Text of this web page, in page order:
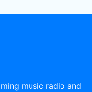
music radio and